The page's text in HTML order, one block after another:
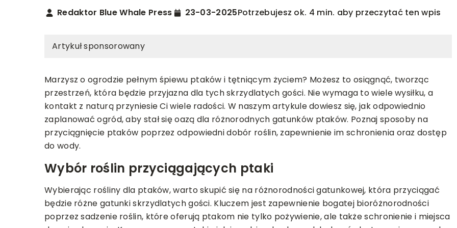
Redaktor Blue Whale Press 23-03-2025Potrzebujesz ok. 4 min. aby przeczytać ten wpis
Artykuł sponsorowany
Marzysz o ogrodzie pełnym śpiewu ptaków i tętniącym życiem? Możesz to osiągnąć, tworząc
przestrzeń, która będzie przyjazna dla tych skrzydlatych gości. Nie wymaga to wiele wysiłku, a
kontakt z naturą przyniesie Ci wiele radości. W naszym artykule dowiesz się, jak odpowiednio
zaplanować ogród, aby stał się oazą dla różnorodnych gatunków ptaków. Poznaj sposoby na
przyciągnięcie ptaków poprzez odpowiedni dobór roślin, zapewnienie im schronienia oraz dostęp
do wody.
Wybór roślin przyciągających ptaki
Wybierając rośliny dla ptaków, warto skupić się na różnorodności gatunkowej, która przyciągać
będzie różne gatunki skrzydlatych gości. Kluczem jest zapewnienie bogatej bioróżnorodności
poprzez sadzenie roślin, które oferują ptakom nie tylko pożywienie, ale także schronienie i miejsca
OGRODU
ogrodu, które ułatwi
ogrodu — narzędzia, które
pracę. Sekator, kosiarka,
REMONT I BUDOWA WYKOŃCZENIE
Jak wybrać idealną farbę do mebli,
aby odświeżyć wnętrze domu
Odkryj, jak skutecznie wybrać farbę do
mebli, która odświeży wnętrze domu.
INNE
akcesoriów do hodowli trzody
chlewnej
Znalezienie odpowiednich akcesoriów